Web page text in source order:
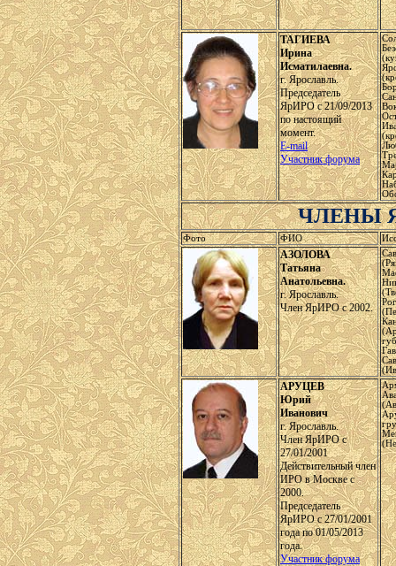
ТАГИЕВА
Ирина
Исматилаевна.
г. Ярославль.
Председатель
ЯрИРО с 21/09/2013
по настоящий
момент.
E-mail
Участник форума
ЧЛЕНЫ
Фото ФИО
АЗОЛОВА
Татьяна
Анатольевна.
г. Ярославль.
Член ЯрИРО с 2002.
АРУЦЕВ
Юрий
Иванович
г. Ярославль.
Член ЯрИРО с
27/01/2001
Действительный член
ИРО в Москве с
2000.
Председатель
ЯрИРО с 27/01/2001
года по 01/05/2013
года.
Участник форума